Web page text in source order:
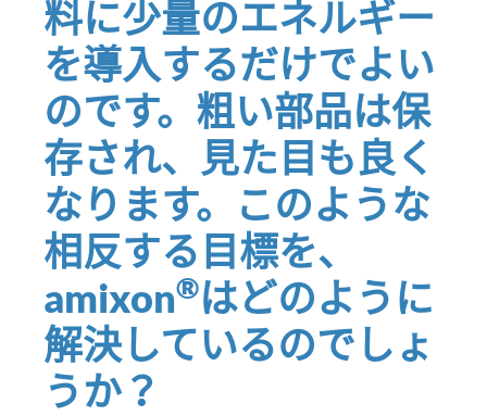
料に少量のエネルギー
を導入するだけでよい
のです。粗い部品は保
存され、見た目も良く
なります。このような
相反する目標を、
amixon®はどのように
解決しているのでしょ
うか？